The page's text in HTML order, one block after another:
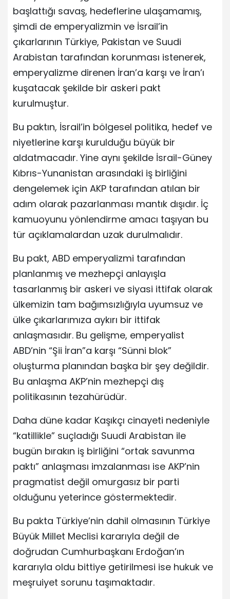
başlattığı savaş, hedeflerine ulaşamamış,
şimdi de emperyalizmin ve İsrail’in
çıkarlarının Türkiye, Pakistan ve Suudi
Arabistan tarafından korunması istenerek,
emperyalizme direnen İran’a karşı ve İran’ı
kuşatacak şekilde bir askeri pakt
kurulmuştur.
Bu paktın, İsrail’in bölgesel politika, hedef ve
niyetlerine karşı kurulduğu büyük bir
aldatmacadır. Yine aynı şekilde İsrail-Güney
Kıbrıs-Yunanistan arasındaki iş birliğini
dengelemek için AKP tarafından atılan bir
adım olarak pazarlanması mantık dışıdır. İç
kamuoyunu yönlendirme amacı taşıyan bu
tür açıklamalardan uzak durulmalıdır.
Bu pakt, ABD emperyalizmi tarafından
planlanmış ve mezhepçi anlayışla
tasarlanmış bir askeri ve siyasi ittifak olarak
ülkemizin tam bağımsızlığıyla uyumsuz ve
ülke çıkarlarımıza aykırı bir ittifak
anlaşmasıdır. Bu gelişme, emperyalist
ABD’nin “Şii İran”a karşı “Sünni blok”
oluşturma planından başka bir şey değildir.
Bu anlaşma AKP’nin mezhepçi dış
politikasının tezahürüdür.
Daha düne kadar Kaşıkçı cinayeti nedeniyle
“katillikle” suçladığı Suudi Arabistan ile
bugün bırakın iş birliğini “ortak savunma
paktı” anlaşması imzalanması ise AKP’nin
pragmatist değil omurgasız bir parti
olduğunu yeterince göstermektedir.
Bu pakta Türkiye’nin dahil olmasının Türkiye
Büyük Millet Meclisi kararıyla değil de
doğrudan Cumhurbaşkanı Erdoğan’ın
kararıyla oldu bittiye getirilmesi ise hukuk ve
meşruiyet sorunu taşımaktadır.